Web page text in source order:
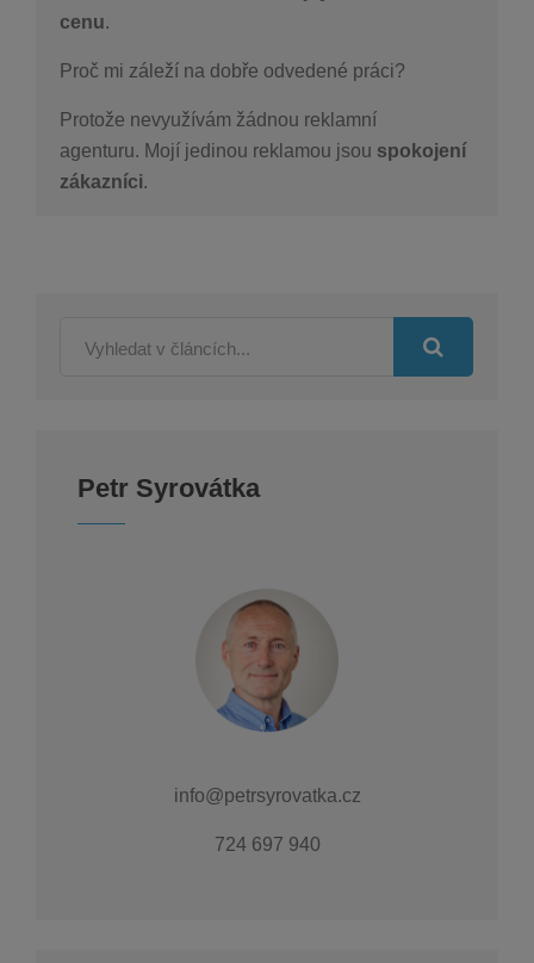
cenu.
Proč mi záleží na dobře odvedené práci?
Protože nevyužívám žádnou reklamní
agenturu. Mojí jedinou reklamou jsou spokojení
zákazníci.
Petr Syrovátka
info@petrsyrovatka.cz
724 697 940